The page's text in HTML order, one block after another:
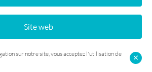
Site web
sur notre site, vous acceptez l'utilisation de